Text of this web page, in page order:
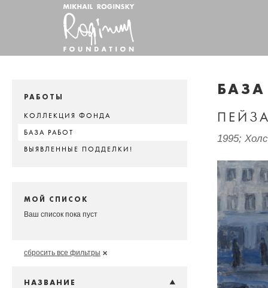
РАБОТЫ
КОЛЛЕКЦИЯ ФОНДА
БАЗА РАБОТ
ВЫЯВЛЕННЫЕ ПОДДЕЛКИ!
МОЙ СПИСОК
Ваш список пока пуст
сбросить все фильтры
НАЗВАНИЕ
1995;